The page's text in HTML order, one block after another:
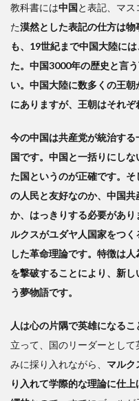
らは
何故
いつ
を吊
り上
げ
強い
口調
でモ
ノを
のか
国を
巨象
にし
たの
アメ
リカ
と日
教科書には中国と表記、マス
た漠然とした表記の仕方は
も、19世紀まで中国大陸に
た。中国3000年の歴史と言
い。中国大陸に数多くの王
にありますが、王朝はそれ
今の中国は共産党が統治す
国です。中国と一括りにし
た国というのが正確です。
の人民と友好なのか、中国
か、はっきりする必要があ
ルクスがユダヤ人国家をつ
した革命理論です。特徴は
を撃破することにより、新
う夢物語です。
人は心の片隅で英雄になる
立って、国のリーダーとし
みに採り入れながら、 マルク
り入れて学際的な理論に仕上